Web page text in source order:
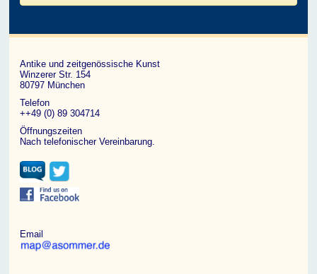
bestätigen,
ein
Mensch
bist.
Antike und zeitgenössische Kunst
Winzerer Str. 154
80797 München
Telefon
++49 (0) 89 304714
Öffnungszeiten
Nach telefonischer Vereinbarung.
Email